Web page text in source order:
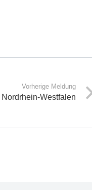
Vorherige Meldung
Westfalen